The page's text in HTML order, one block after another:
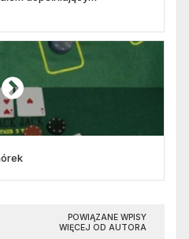
POWIĄZANE WPISY
WIĘCEJ OD AUTORA